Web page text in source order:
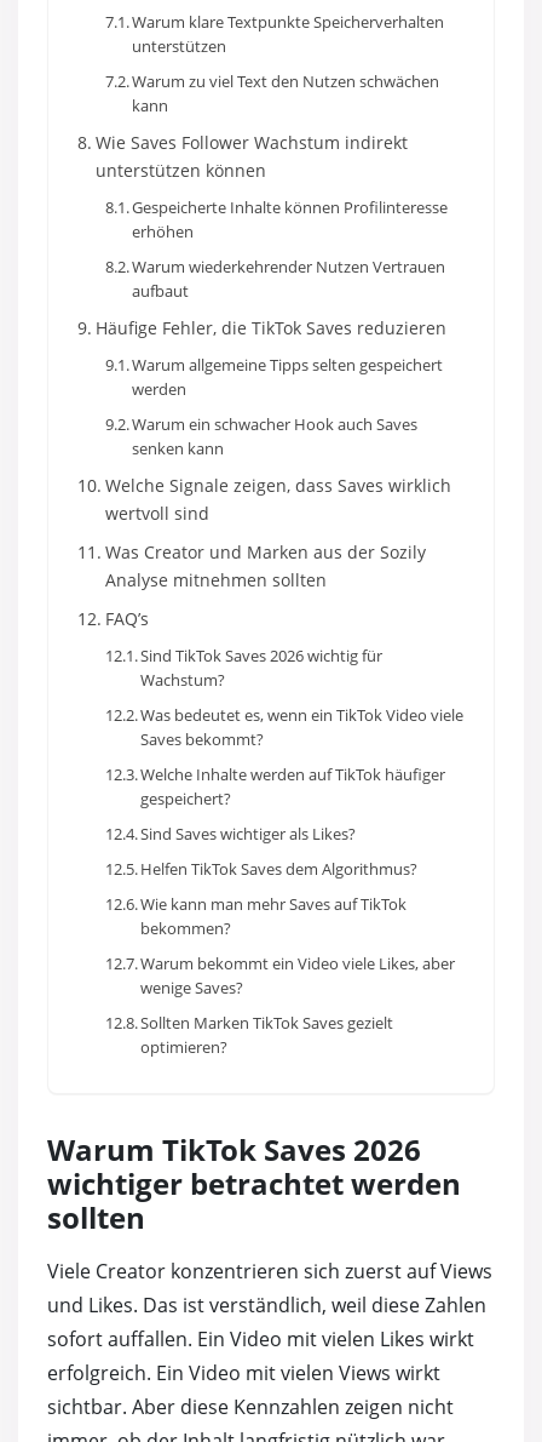
Warum klare Textpunkte Speicherverhalten
unterstützen
Warum zu viel Text den Nutzen schwächen
kann
Wie Saves Follower Wachstum indirekt
unterstützen können
Gespeicherte Inhalte können Profilinteresse
erhöhen
Warum wiederkehrender Nutzen Vertrauen
aufbaut
Häufige Fehler, die TikTok Saves reduzieren
Warum allgemeine Tipps selten gespeichert
werden
Warum ein schwacher Hook auch Saves
senken kann
Welche Signale zeigen, dass Saves wirklich
wertvoll sind
Was Creator und Marken aus der Sozily
Analyse mitnehmen sollten
FAQ’s
Sind TikTok Saves 2026 wichtig für
Wachstum?
Was bedeutet es, wenn ein TikTok Video viele
Saves bekommt?
Welche Inhalte werden auf TikTok häufiger
gespeichert?
Sind Saves wichtiger als Likes?
Helfen TikTok Saves dem Algorithmus?
Wie kann man mehr Saves auf TikTok
bekommen?
Warum bekommt ein Video viele Likes, aber
wenige Saves?
Sollten Marken TikTok Saves gezielt
optimieren?
Warum TikTok Saves 2026
wichtiger betrachtet werden
sollten
Viele Creator konzentrieren sich zuerst auf Views
und Likes. Das ist verständlich, weil diese Zahlen
sofort auffallen. Ein Video mit vielen Likes wirkt
erfolgreich. Ein Video mit vielen Views wirkt
sichtbar. Aber diese Kennzahlen zeigen nicht